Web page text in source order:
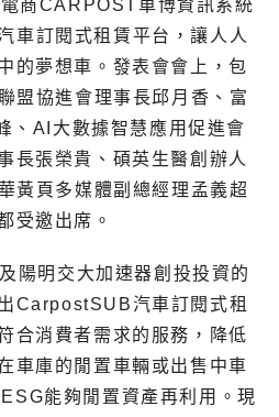
商CARPOST車博資訊系統
車訂閱式租賃平台，讓人人
的夢想車。發表會會上，包
盟協進會理事長邱月香、富
、AI大數據智慧應用促進會
長張榮貴、碩英生醫創辦人
黃頁多媒體副總經理孟義超
受邀出席。
陽明交大加速器創投投資的
CarpostSUB汽車訂閱式租
合消費者需求的服務，降低
車庫的閒置車輛或出售中車
能夠閒置資產再利用。現